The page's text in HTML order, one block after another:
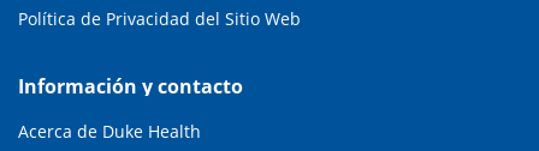
Política de Privacidad del Sitio Web
Información y contacto
Acerca de Duke Health